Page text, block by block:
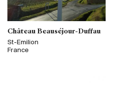
Château Beauséjour-Duffau
St-Emilion
France